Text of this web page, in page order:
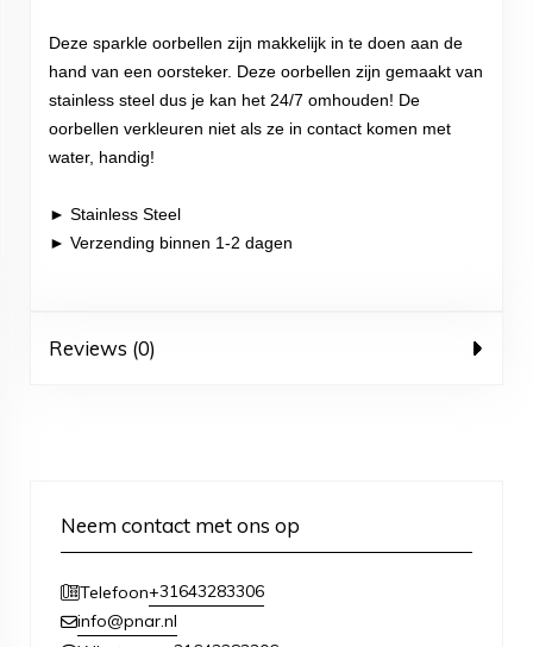
Deze sparkle oorbellen zijn makkelijk in te doen aan de
hand van een oorsteker. Deze oorbellen zijn gemaakt van
stainless steel dus je kan het 24/7 omhouden! De
oorbellen verkleuren niet als ze in contact komen met
water, handig!
► Stainless Steel
► Verzending binnen 1-2 dagen
Reviews (0)
Neem contact met ons op
Telefoon+31643283306
info@pnar.nl